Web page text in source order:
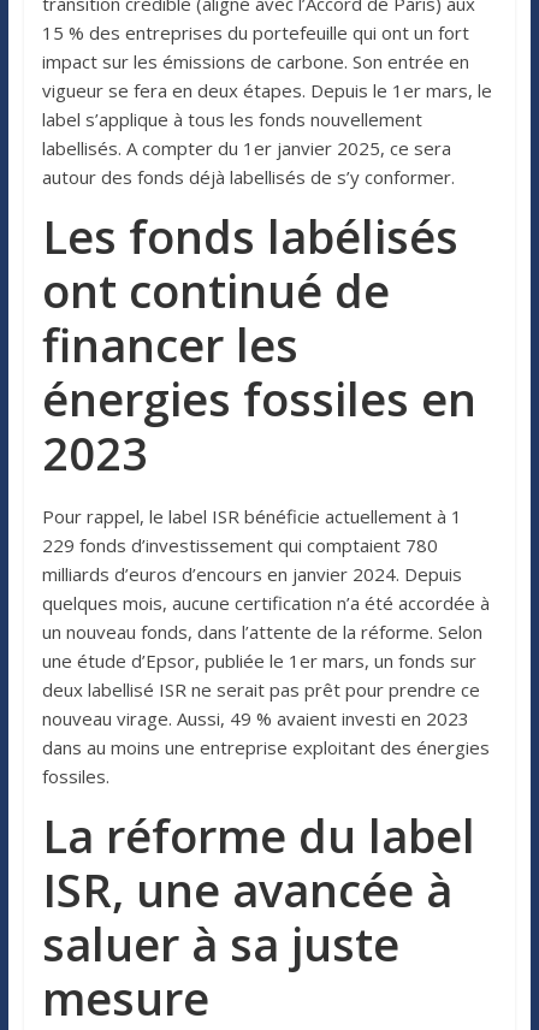
15 % des entreprises du portefeuille qui ont un fort
impact sur les émissions de carbone. Son entrée en
vigueur se fera en deux étapes. Depuis le 1er mars, le
label s’applique à tous les fonds nouvellement
labellisés. A compter du 1er janvier 2025, ce sera
autour des fonds déjà labellisés de s’y conformer.
Les fonds labélisés
ont continué de
financer les
énergies fossiles en
2023
Pour rappel, le label ISR bénéficie actuellement à 1
229 fonds d’investissement qui comptaient 780
milliards d’euros d’encours en janvier 2024. Depuis
quelques mois, aucune certification n’a été accordée à
un nouveau fonds, dans l’attente de la réforme. Selon
une étude d’Epsor, publiée le 1er mars, un fonds sur
deux labellisé ISR ne serait pas prêt pour prendre ce
nouveau virage. Aussi, 49 % avaient investi en 2023
dans au moins une entreprise exploitant des énergies
fossiles.
La réforme du label
ISR, une avancée à
saluer à sa juste
mesure